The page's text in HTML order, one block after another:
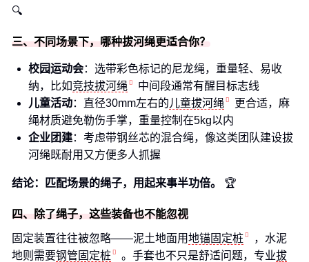
🔍
三、不同场景下，哪种拔河绳更适合你？
校园运动会：选带彩色标记的尼龙绳，重量轻、易收
纳，比如竞技拔河绳
中间段通常有醒目标志线
儿童活动：直径30mm左右的儿童拔河绳
更合适，麻
绳材质避免勒伤手掌，重量控制在5kg以内
企业团建：考虑带钢丝芯的混合绳，像这类团队建设拔
河绳既耐用又方便多人抓握
结论：匹配场景的绳子，用起来事半功倍。 🏆
四、除了绳子，这些装备也不能忽视
固定装置往往被忽略——泥土地面用地锚固定桩
，水泥
地则需要钢管固定桩 。手套也不只是舒适问题，专业拔